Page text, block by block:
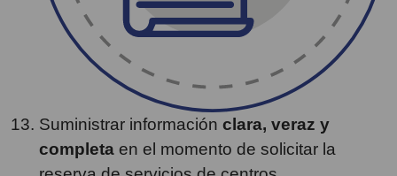
Suministrar información clara, veraz y
completa en el momento de solicitar la